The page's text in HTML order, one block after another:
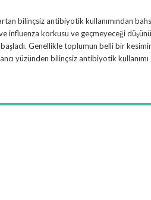
bilinçsiz antibiyotik kullanımından
influenza korkusu ve geçmeyeceği
Genellikle toplumun belli bir
yüzünden bilinçsiz antibiyotik